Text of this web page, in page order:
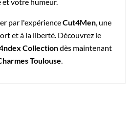
par l'expérienceCut4Men , une
et à la liberté. Découvrez le
Collectiondès maintenant
Toulouse